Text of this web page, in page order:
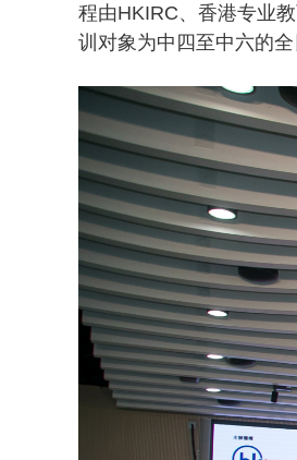
程由HKIRC、香港专业
训对象为中四至中六的全